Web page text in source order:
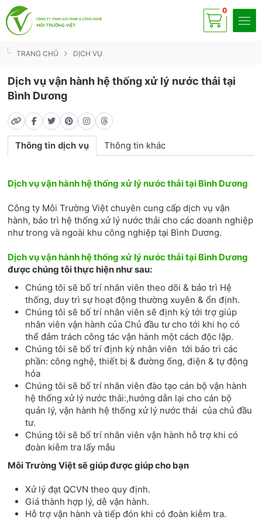
Có 0
sp
TRANG CHỦ DỊCH VỤ
Dịch vụ vận hành hệ thống xử lý nước thải tại
Bình Dương
Thông tin dịch vụ Thông tin khác
Dịch vụ vận hành hệ thống xử lý nước thải tại Bình Dương
Công ty Môi Trường Việt chuyên cung cấp dịch vụ vận
hành, bảo trì hệ thống xử lý nước thải cho các doanh nghiệp
như trong và ngoài khu công nghiệp tại Bình Dương.
Dịch vụ vận hành hệ thống xử lý nước thải tại Bình Dương
được chúng tôi thực hiện như sau:
Chúng tôi sẽ bố trí nhân viên theo dõi & bảo trì Hệ
thống, duy trì sự hoạt động thường xuyên & ổn định.
Chúng tôi sẽ bố trí nhân viên sẽ định kỳ tới trợ giúp
nhân viên vận hành của Chủ đầu tư cho tới khi họ có
thể đảm trách công tác vận hành một cách độc lập.
Chúng tôi sẽ bố trí định kỳ nhân viên tới bảo trì các
phần: công nghệ, thiết bị & đường ống, điện & tự động
hóa
Chúng tôi sẽ bố trí nhân viên đào tạo cán bộ vận hành
hệ thống xử lý nước thải:,hướng dẫn lại cho cán bộ
quản lý, vận hành hệ thống xử lý nước thải của chủ đầu
tư.
Chúng tôi sẽ bố trí nhân viên vận hành hỗ trợ khi có
đoàn kiễm tra lấy mẫu
Môi Trường Việt sẽ giúp được giúp cho bạn
Xử lý đạt QCVN theo quy định.
Giá thành hợp lý, dễ vận hành.
Hỗ trợ vận hành và tiếp đón khi có đoàn kiễm tra.